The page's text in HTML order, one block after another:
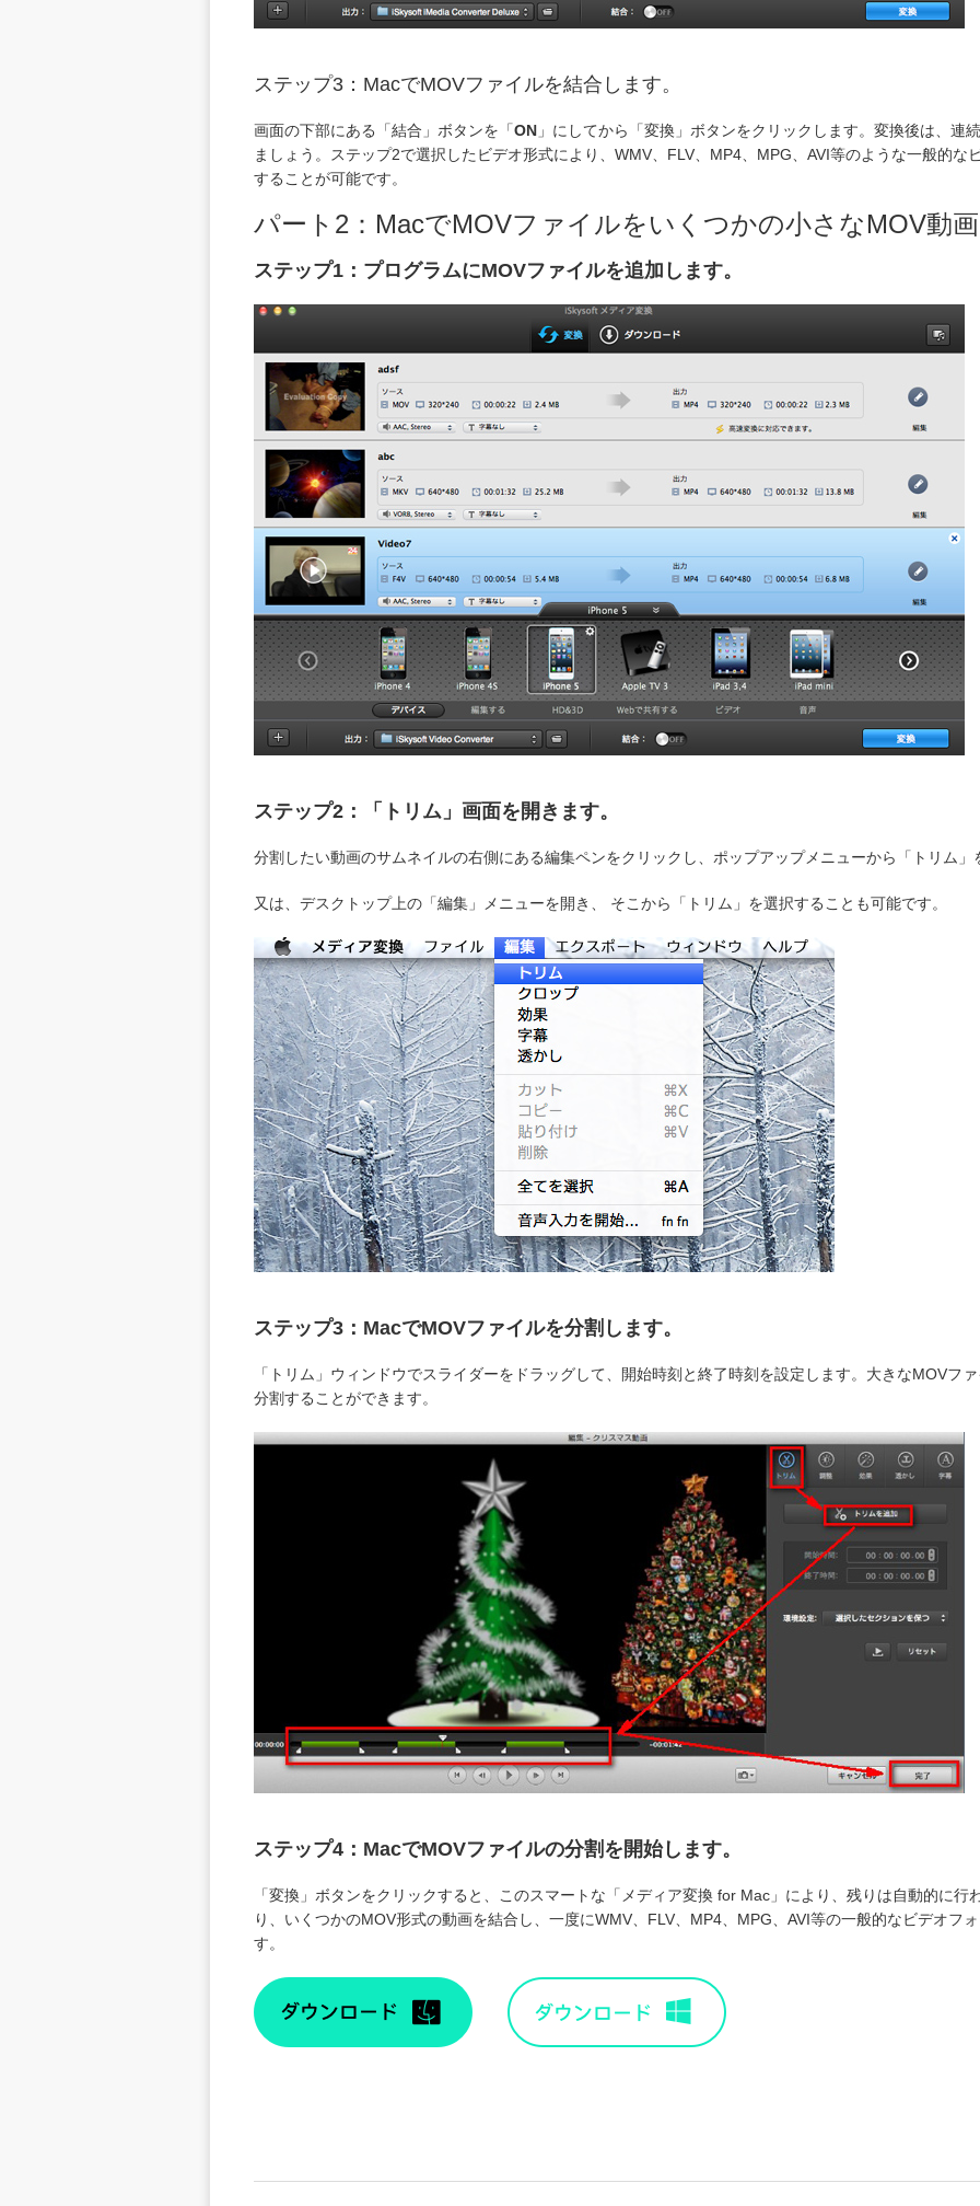
ステップ3：MacでMOVファイルを結合します。
画面の下部にある「結合」ボタンを「ON 」にしてから「変換」ボタンをクリックします。変換後は、連
ましょう。ステップ2で選択したビデオ形式により、WMV、FLV、MP4、MPG、AVI等のような一般的な
することが可能です。
パート2：MacでMOVファイルをいくつかの小さなMOV動
ステップ1：プログラムにMOVファイルを追加します。
ステップ2：「トリム」画面を開きます。
分割したい動画のサムネイルの右側にある編集ペンをクリックし、ポップアップメニューから「トリム」
又は、デスクトップ上の「編集」メニューを開き、 そこから「トリム」を選択することも可能です。
ステップ3：MacでMOVファイルを分割します。
「トリム」ウィンドウでスライダーをドラッグして、開始時刻と終了時刻を設定します。大きなMOVフ
分割することができます。
ステップ4： MacでMOVファイルの分割 を開始します。
「変換」ボタンをクリックすると、このスマートな「 メディア変換 for Mac 」により、残りは自動的に行
り、いくつかのMOV形式の動画を結合し、一度にWMV、FLV、MP4、MPG、AVI等の一般的なビデオフ
す。